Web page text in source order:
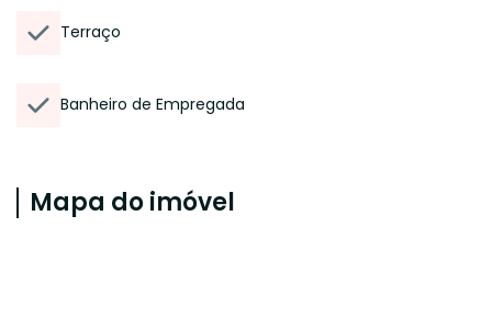
Terraço
Banheiro de Empregada
Mapa do imóvel